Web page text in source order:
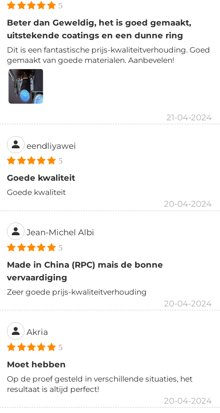
5
Beter dan Geweldig, het is goed gemaakt,
uitstekende coatings en een dunne ring
Dit is een fantastische prijs-kwaliteitverhouding. Goed
gemaakt van goede materialen. Aanbevelen!
21-04-2024
eendliyawei
5
Goede kwaliteit
Goede kwaliteit
20-04-2024
Jean-Michel Albi
5
Made in China (RPC) mais de bonne
vervaardiging
Zeer goede prijs-kwaliteitverhouding
20-04-2024
Akria
5
Moet hebben
Op de proef gesteld in verschillende situaties, het
resultaat is altijd perfect!
20-04-2024